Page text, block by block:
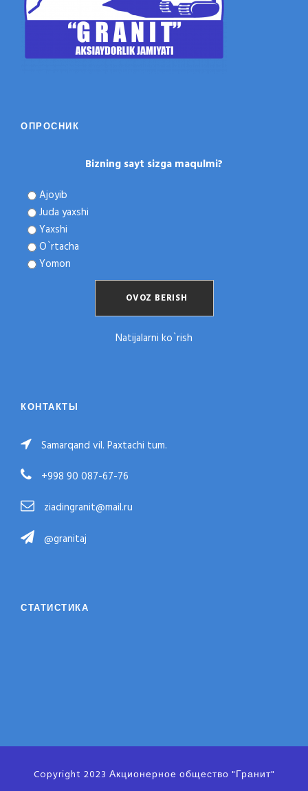
ОПРОСНИК
Bizning sayt sizga maqulmi?
Ajoyib
Juda yaxshi
Yaxshi
O`rtacha
Yomon
Natijalarni ko`rish
КОНТАКТЫ
Samarqand vil. Paxtachi tum.
+998 90 087-67-76
ziadingranit@mail.ru
@granitaj
СТАТИСТИКА
Copyright 2023 Акционерное общество "Гранит"